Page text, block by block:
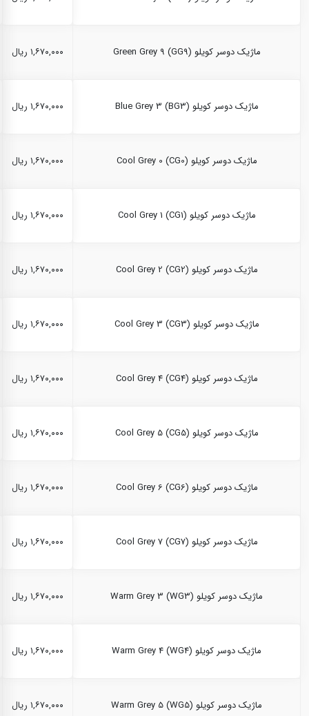
ماژیک دوسر کویلو Green Grey 9 (GG9) ۱,۶۷۰,۰۰۰ ریال
ماژیک دوسر کویلو Blue Grey 3 (BG3) ۱,۶۷۰,۰۰۰ ریال
ماژیک دوسر کویلو Cool Grey 0 (CG0) ۱,۶۷۰,۰۰۰ ریال
ماژیک دوسر کویلو Cool Grey 1 (CG1) ۱,۶۷۰,۰۰۰ ریال
ماژیک دوسر کویلو Cool Grey 2 (CG2) ۱,۶۷۰,۰۰۰ ریال
ماژیک دوسر کویلو Cool Grey 3 (CG3) ۱,۶۷۰,۰۰۰ ریال
ماژیک دوسر کویلو Cool Grey 4 (CG4) ۱,۶۷۰,۰۰۰ ریال
ماژیک دوسر کویلو Cool Grey 5 (CG5) ۱,۶۷۰,۰۰۰ ریال
ماژیک دوسر کویلو Cool Grey 6 (CG6) ۱,۶۷۰,۰۰۰ ریال
ماژیک دوسر کویلو Cool Grey 7 (CG7) ۱,۶۷۰,۰۰۰ ریال
ماژیک دوسر کویلو Warm Grey 3 (WG3) ۱,۶۷۰,۰۰۰ ریال
ماژیک دوسر کویلو Warm Grey 4 (WG4) ۱,۶۷۰,۰۰۰ ریال
ماژیک دوسر کویلو Warm Grey 5 (WG5) ۱,۶۷۰,۰۰۰ ریال